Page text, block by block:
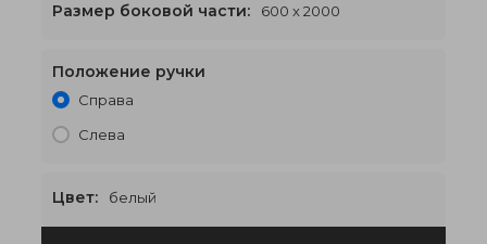
2200 x 2000
Размер боковой части: 600 x 2000
Положение ручки
Справа
Слева
Цвет: белый